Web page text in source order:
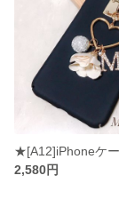
2,580円